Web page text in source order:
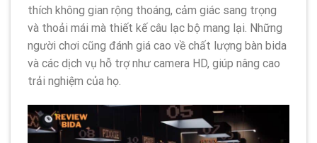
thích không gian rộng thoáng, cảm giác sang trọng
và thoải mái mà thiết kế câu lạc bộ mang lại. Những
người chơi cũng đánh giá cao về chất lượng bàn bida
và các dịch vụ hỗ trợ như camera HD, giúp nâng cao
trải nghiệm của họ.